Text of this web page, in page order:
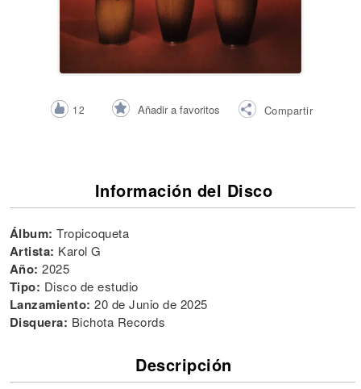
12 Añadir a favoritos Compartir
Información del Disco
Álbum: Tropicoqueta
Artista: Karol G
Año: 2025
Tipo: Disco de estudio
Lanzamiento: 20 de Junio de 2025
Disquera: Bichota Records
Descripción